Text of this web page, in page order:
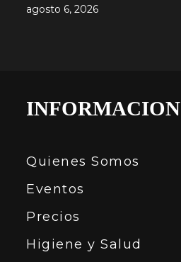
agosto 6, 2026
INFORMACION
Quienes Somos
Eventos
Precios
Higiene y Salud